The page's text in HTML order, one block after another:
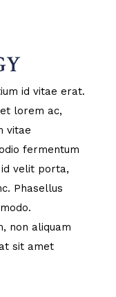
id vitae erat.
lorem ac,
vitae
fermentum
id velit porta,
Phasellus
non aliquam
sit amet